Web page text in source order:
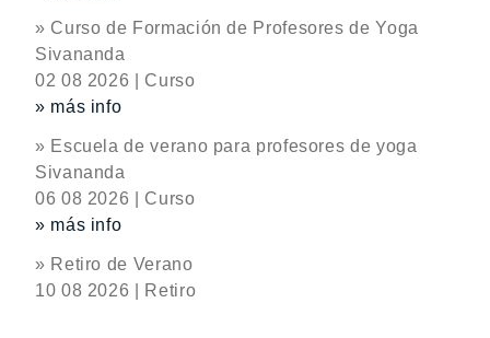
» Curso de Formación de Profesores de Yoga
Sivananda
02 08 2026 | Curso
» más info
» Escuela de verano para profesores de yoga
Sivananda
06 08 2026 | Curso
» más info
» Retiro de Verano
10 08 2026 | Retiro